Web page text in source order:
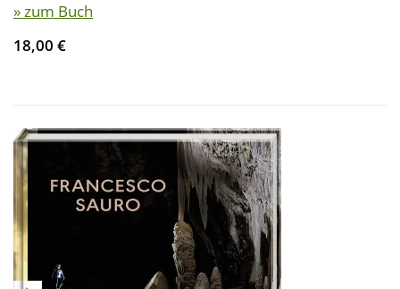
» zum Buch
18,00 €